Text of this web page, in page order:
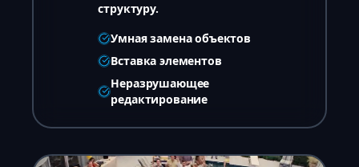
структуру.
Умная замена объектов
Вставка элементов
Неразрушающее
редактирование